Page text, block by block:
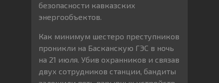
безопасности кавказских
энергообъектов.
Как минимум шестеро преступников
проникли на Басканскую ГЭС в ночь
на 21 июля. Убив охранников и связав
двух сотрудников станции, бандиты